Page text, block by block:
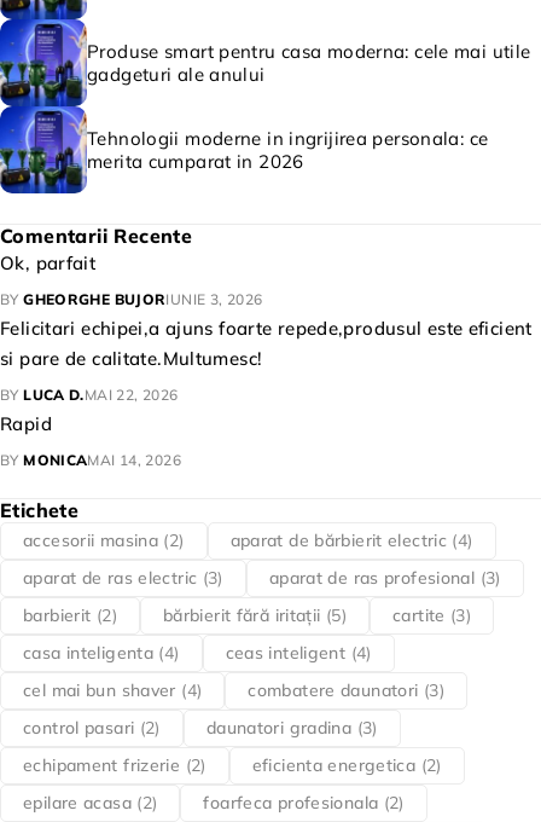
Produse smart pentru casa moderna: cele mai utile
gadgeturi ale anului
Tehnologii moderne in ingrijirea personala: ce
merita cumparat in 2026
Comentarii Recente
Ok, parfait
BY GHEORGHE BUJORIUNIE 3, 2026
Felicitari echipei,a ajuns foarte repede,produsul este eficient
si pare de calitate.Multumesc!
BY LUCA D.MAI 22, 2026
Rapid
BY MONICAMAI 14, 2026
Etichete
accesorii masina (2) aparat de bărbierit electric (4)
aparat de ras electric (3) aparat de ras profesional (3)
barbierit (2) bărbierit fără iritații (5) cartite (3)
casa inteligenta (4) ceas inteligent (4)
cel mai bun shaver (4) combatere daunatori (3)
control pasari (2) daunatori gradina (3)
echipament frizerie (2) eficienta energetica (2)
epilare acasa(2) foarfeca profesionala (2)